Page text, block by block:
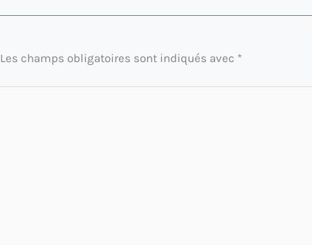
Les champs obligatoires sont indiqués avec *